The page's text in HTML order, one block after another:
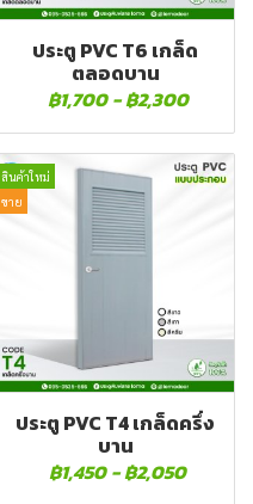
ประตู PVC T6 เกล็ด
ตลอดบาน
฿1,700 -฿2,300
สินค้าใหม่
ขาย
ประตู PVC T4 เกล็ดครึ่ง
บาน
฿1,450 -฿2,050